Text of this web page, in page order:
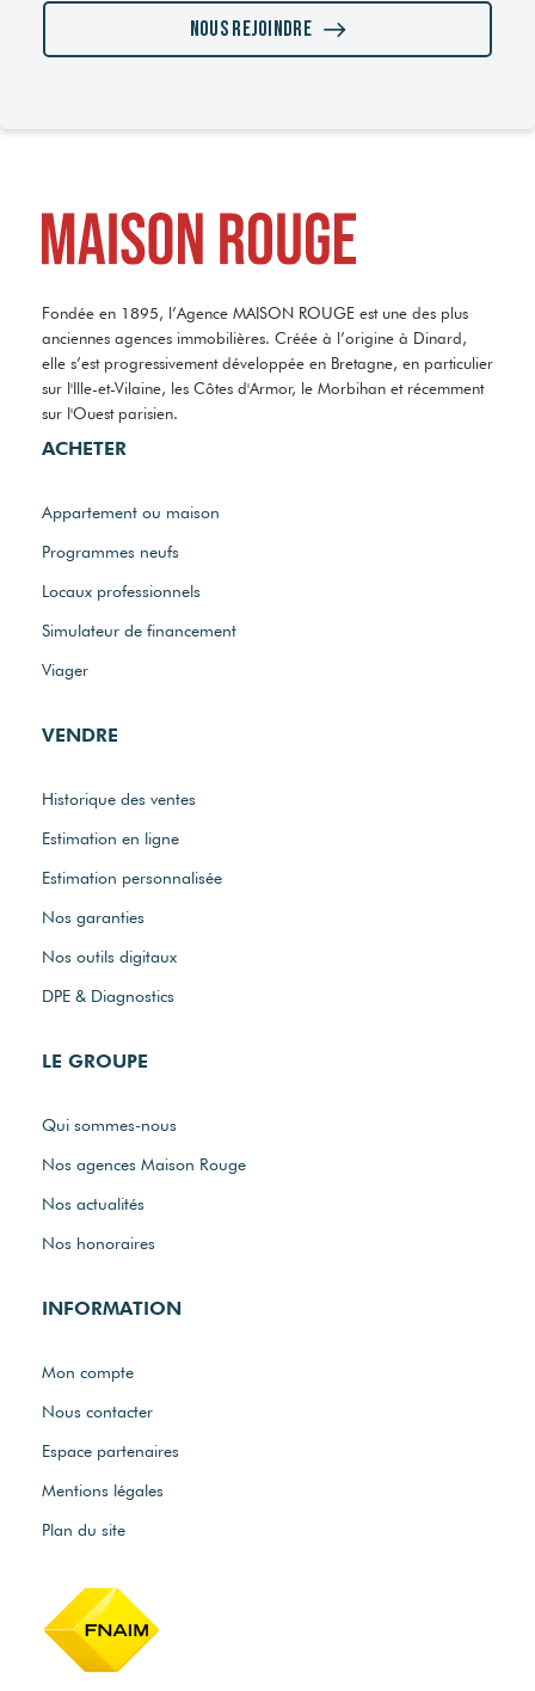
Nous rejoindre
Fondée en 1895, l’Agence MAISON ROUGE est une des plus
anciennes agences immobilières. Créée à l’origine à Dinard,
elle s’est progressivement développée en Bretagne, en particulier
sur l'Ille-et-Vilaine, les Côtes d'Armor, le Morbihan et récemment
sur l'Ouest parisien.
ACHETER
Appartement ou maison
Programmes neufs
Locaux professionnels
Simulateur de financement
Viager
VENDRE
Historique des ventes
Estimation en ligne
Estimation personnalisée
Nos garanties
Nos outils digitaux
DPE & Diagnostics
LE GROUPE
Qui sommes-nous
Nos agences Maison Rouge
Nos actualités
Nos honoraires
INFORMATION
Mon compte
Nous contacter
Espace partenaires
Mentions légales
Plan du site